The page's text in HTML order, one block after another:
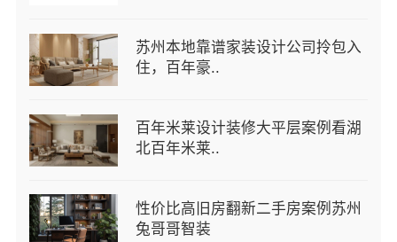
苏州本地靠谱家装设计公司拎包入
住，百年豪..
百年米莱设计装修大平层案例看湖
北百年米莱..
性价比高旧房翻新二手房案例苏州
兔哥哥智装